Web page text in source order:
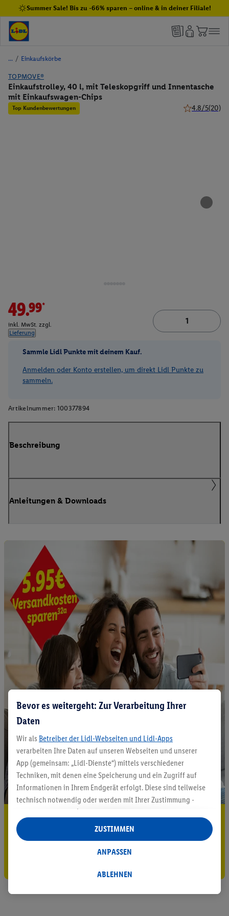
Summer Sale! Bis zu -66% sparen – online & in deiner Filiale!
/ Einkaufskörbe
TOPMOVE®
Einkaufstrolley, 40 l, mit Teleskopgriff und Innentasche
mit Einkaufswagen-Chips
Top Kundenbewertungen 4.8/5(20)
49.99*
inkl. MwSt. zzgl.
Lieferung
Sammle Lidl Punkte mit deinem Kauf.
Anmelden oder Konto erstellen, um direkt Lidl Punkte zu
sammeln.
Artikelnummer: 100377894
Beschreibung
Anleitungen & Downloads
5.95 € Versand sparen³²ᵃ
Bevor es weitergeht: Zur Verarbeitung Ihrer
Daten
Wir als Betreiber der Lidl-Webseiten und Lidl-Apps
verarbeiten Ihre Daten auf unseren Webseiten und unserer
App (gemeinsam: „Lidl-Dienste“) mittels verschiedener
Techniken, mit denen eine Speicherung und ein Zugriff auf
Informationen in Ihrem Endgerät erfolgt. Diese sind teilweise
technisch notwendig oder werden mit Ihrer Zustimmung -
auch durch Partner (u.a.
Verantwortliche; im Zusammenhang mit dem IAB TCF
insgesamt
Statistik-Erstellung oder für personalisierte Werbung
Datenverarbeitungen für personalisierte Werbung werden
ABLEHNEN
ANPASSEN
ZUSTIMMEN